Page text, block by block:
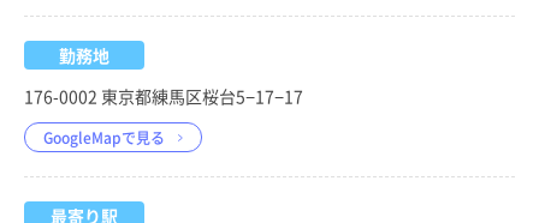
勤務地
176-0002 東京都練馬区桜台5−17−17
GoogleMapで見る
最寄り駅